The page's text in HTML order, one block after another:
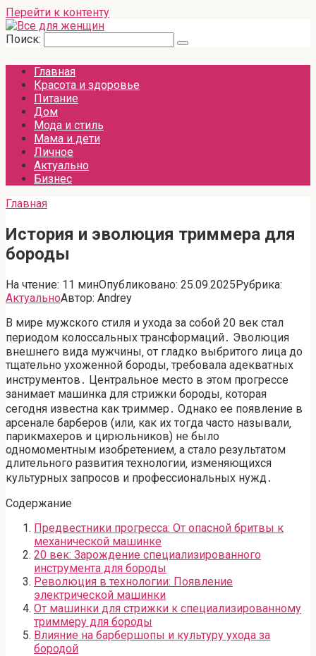
Перейти к контенту
Поиск:
Главная
Красота и здоровье
Питание
Дом
Мода и стиль
Мама и дети
Личное
Актуально
Бизнес
Главная
История и эволюция триммера для
бороды
На чтение: 11 минОпубликовано: 25.09.2025Рубрика:
АктуальноАвтор: Andrey
В мире мужского стиля и ухода за собой 20 век стал
периодом колоссальных трансформаций․ Эволюция
внешнего вида мужчины‚ от гладко выбритого лица до
тщательно ухоженной бороды‚ требовала адекватных
инструментов․ Центральное место в этом прогрессе
занимает машинка для стрижки бороды‚ которая
сегодня известна как триммер․ Однако ее появление в
арсенале барберов (или‚ как их тогда часто называли‚
парикмахеров и цирюльников) не было
одномоментным изобретением‚ а стало результатом
длительного развития технологии‚ изменяющихся
культурных запросов и профессиональных нужд․
Содержание
Предвестники прогресса: От опасной бритвы к
механической машинке
20 век: Зарождение специализированного
инструмента для бороды
Революция в технологии: Появление
электрической машинки
От машинки для стрижки к специализированному
триммеру для бороды
Влияние на барбершопы и культуру ухода за
бородой